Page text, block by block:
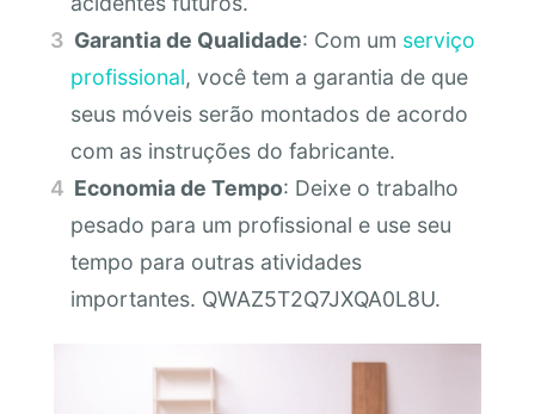
Garantia de Qualidade: Com um serviço
profissional, você tem a garantia de que
seus móveis serão montados de acordo
com as instruções do fabricante.
Economia de Tempo: Deixe o trabalho
pesado para um profissional e use seu
tempo para outras atividades
importantes. QWAZ5T2Q7JXQA0L8U.